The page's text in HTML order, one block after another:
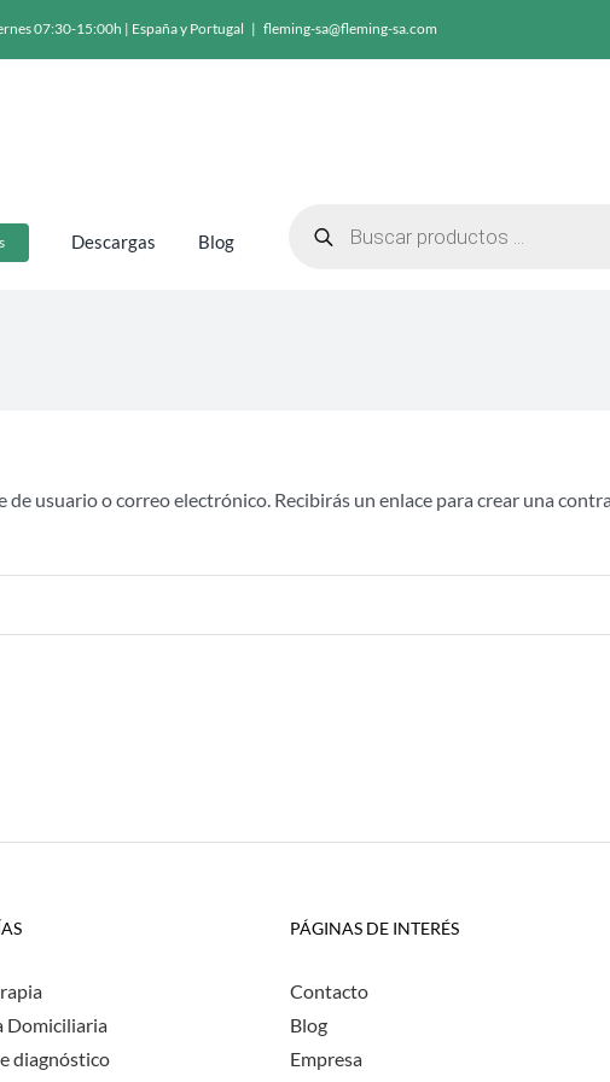
07:30-15:00h | España y Portugal | fleming-sa@fleming-sa.com
Descargas Blog
productos
usuario o correo electrónico. Recibirás un enlace para crear una
Domiciliaria
diagnóstico
PÁGINAS DE INTERÉS
Contacto
Blog
Empresa